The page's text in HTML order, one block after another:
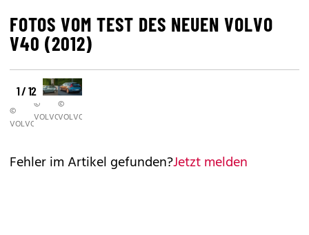
FOTOS VOM TEST DES NEUEN VOLVO
V40 (2012)
1 / 12
©
VOLVO
©
VOLVO
©
VOLVO
Fehler im Artikel gefunden?Jetzt melden